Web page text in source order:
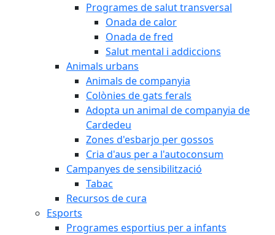
Programes de salut transversal
Onada de calor
Onada de fred
Salut mental i addiccions
Animals urbans
Animals de companyia
Colònies de gats ferals
Adopta un animal de companyia de
Cardedeu
Zones d'esbarjo per gossos
Cria d'aus per a l'autoconsum
Campanyes de sensibilització
Tabac
Recursos de cura
Esports
Programes esportius per a infants